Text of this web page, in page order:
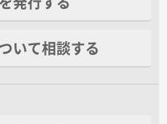
いて相談する